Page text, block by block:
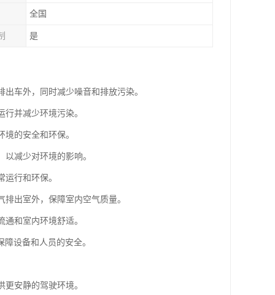
全国
是
车外，同时减少噪音和排放污染。
并减少环境污染。
的安全和环保。
减少对环境的影响。
行和环保。
出室外，保障室内空气质量。
和室内环境舒适。
设备和人员的安全。
安静的驾驶环境。